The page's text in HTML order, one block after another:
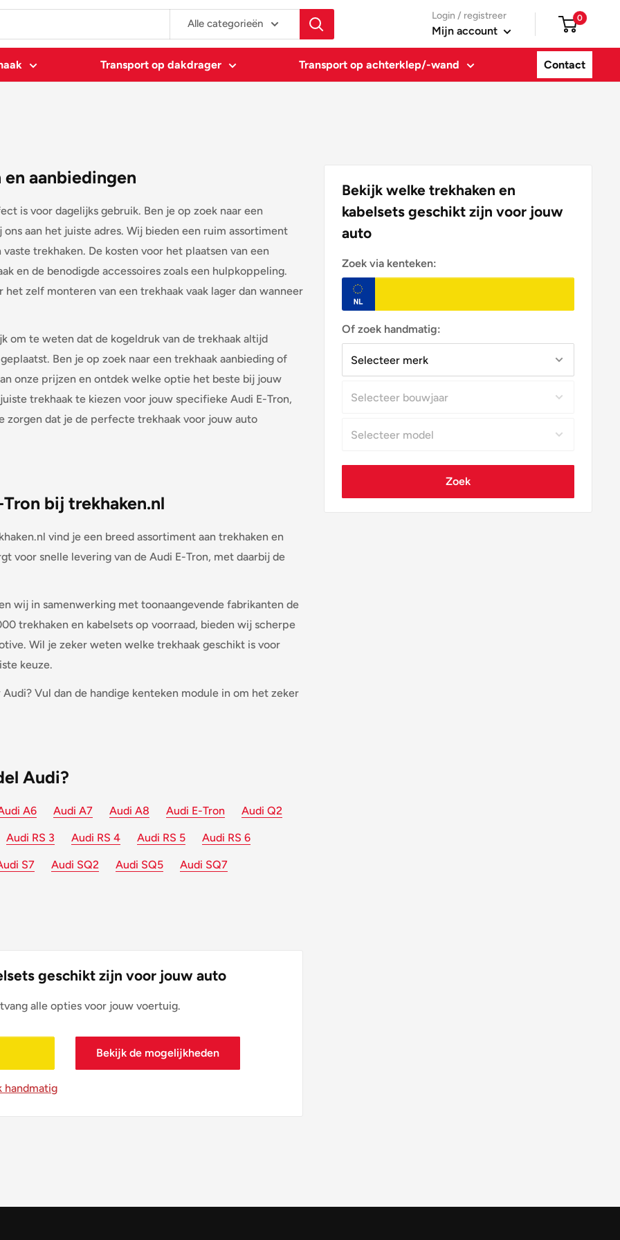
Alle categorieën
Login / registreer
Mijn account
0
Transport op dakdrager Transport op achterklep/-wand Contact
aanbiedingen
is voor dagelijks gebruik. Ben je op zoek naar een
aan het juiste adres. Wij bieden een ruim assortiment
trekhaken. De kosten voor het plaatsen van een
en de benodigde accessoires zoals een hulpkoppeling.
zelf monteren van een trekhaak vaak lager dan wanneer
om te weten dat de kogeldruk van de trekhaak altijd
Ben je op zoek naar een trekhaak aanbieding of
onze prijzen en ontdek welke optie het beste bij jouw
trekhaak te kiezen voor jouw specifieke Audi E-Tron,
zorgen dat je de perfecte trekhaak voor jouw auto
bij trekhaken.nl
vind je een breed assortiment aan trekhaken en
voor snelle levering van de Audi E-Tron, met daarbij de
wij in samenwerking met toonaangevende fabrikanten de
trekhaken en kabelsets op voorraad, bieden wij scherpe
Wil je zeker weten welke trekhaak geschikt is voor
keuze.
Vul dan de handige kenteken module in om het zeker
Audi?
A6 Audi A7 Audi A8 Audi E-Tron Audi Q2
Audi RS 3 Audi RS 4 Audi RS 5 Audi RS 6
S7 Audi SQ2 Audi SQ5 Audi SQ7
geschikt zijn voor jouw auto
alle opties voor jouw voertuig.
Bekijk de mogelijkheden
handmatig
Bekijk welke trekhaken en
kabelsets geschikt zijn voor jouw
auto
Zoek via kenteken:
Of zoek handmatig:
Zoek